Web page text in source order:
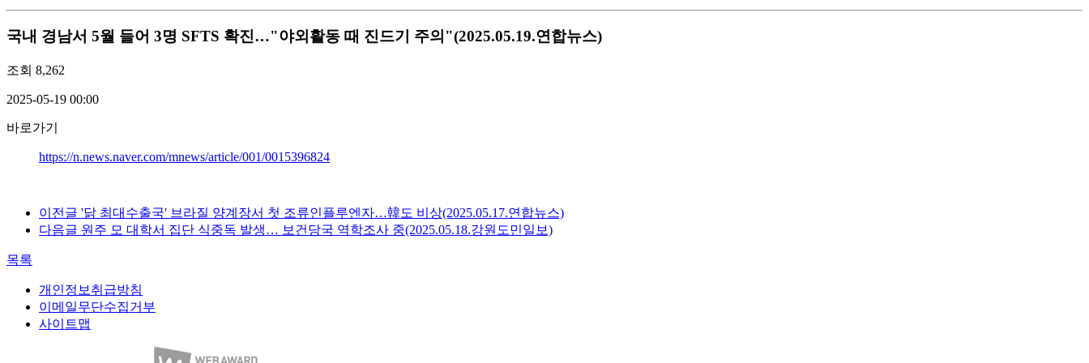
국내 경남서 5월 들어 3명 SFTS 확진…"야외활동 때 진드기 주의"(2025.05.19.연합뉴스)
조회 8,262
2025-05-19 00:00
바로가기
https://n.news.naver.com/mnews/article/001/0015396824
이전글 '닭 최대수출국' 브라질 양계장서 첫 조류인플루엔자…韓도 비상(2025.05.17.연합뉴스)
다음글 원주 모 대학서 집단 식중독 발생… 보건당국 역학조사 중(2025.05.18.강원도민일보)
목록
개인정보취급방침
이메일무단수집거부
사이트맵